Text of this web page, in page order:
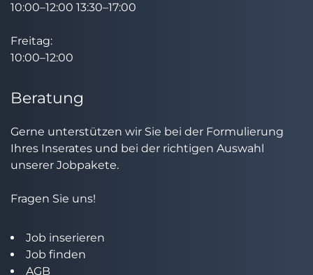
10:00–12:00 13:30–17:00
Freitag:
10:00–12:00
Beratung
Gerne unterstützen wir Sie bei der Formulierung
Ihres Inserates und bei der richtigen Auswahl
unserer Jobpakete.
Fragen Sie uns!
Job inserieren
Job finden
AGB